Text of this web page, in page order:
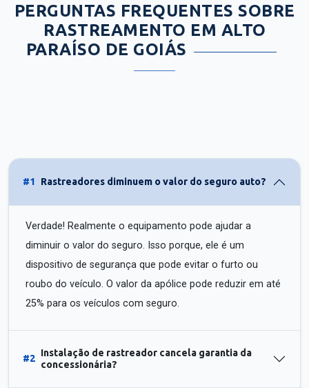
PERGUNTAS FREQUENTES SOBRE
RASTREAMENTO EM ALTO
PARAÍSO DE GOIÁS
#1 Rastreadores diminuem o valor do seguro auto?
Verdade! Realmente o equipamento pode ajudar a
diminuir o valor do seguro. Isso porque, ele é um
dispositivo de segurança que pode evitar o furto ou
roubo do veículo. O valor da apólice pode reduzir em até
25% para os veículos com seguro.
#2
Instalação de rastreador cancela garantia da
concessionária?